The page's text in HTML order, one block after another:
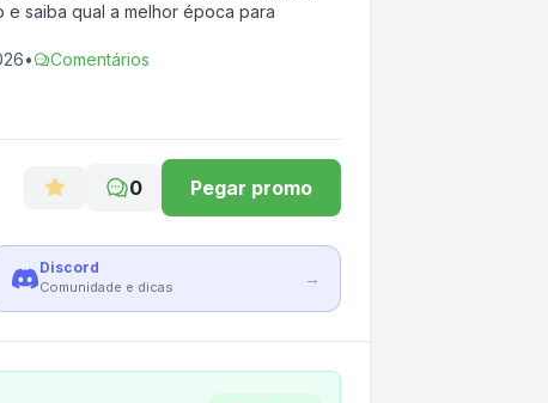
saiba qual a melhor época para
• Comentários
0 Pegar promo
Discord
Comunidade e dicas →